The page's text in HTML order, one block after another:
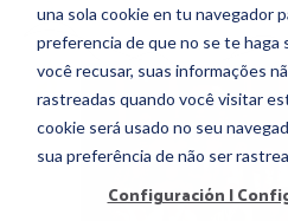
una sola cookie en tu navegador
preferencia de que no se te haga
você recusar, suas informações
rastreadas quando você visitar
cookie será usado no seu
sua preferência de não ser
Configuración |